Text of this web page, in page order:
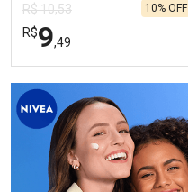
R$ 10,53
R$9,49
10% OFF
Laboratório
Por Menos